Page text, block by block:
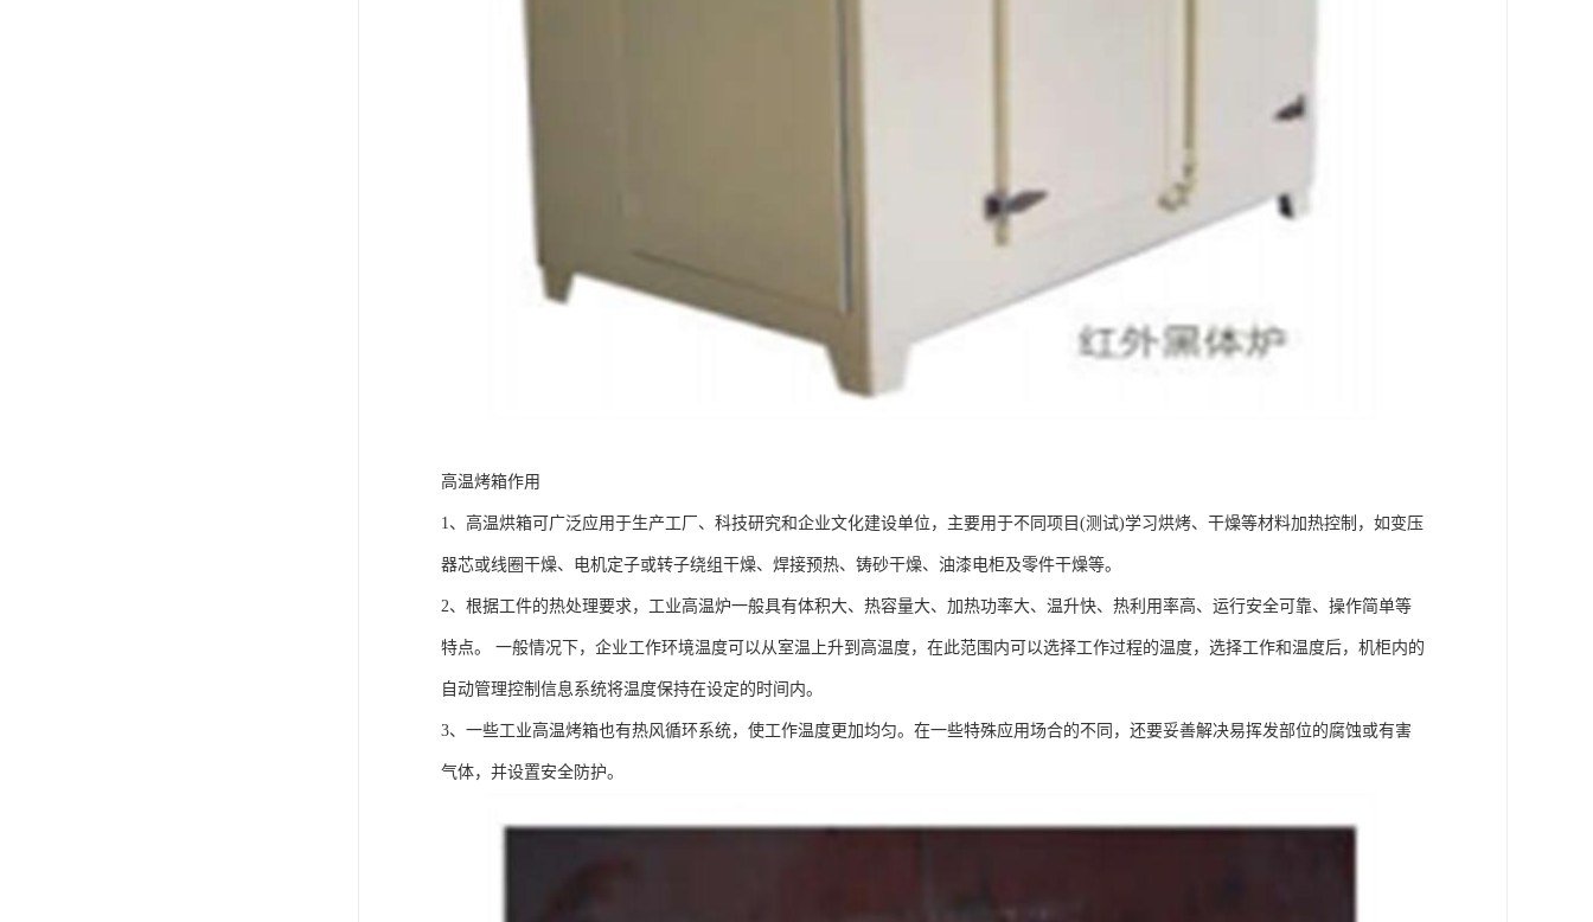
高温烤箱作用
1、高温烘箱可广泛应用于生产工厂、科技研究和企业文化建设单位，主要用于不同项目(测试)学习烘烤、干燥等材料加热控制，如变压
器芯或线圈干燥、电机定子或转子绕组干燥、焊接预热、铸砂干燥、油漆电柜及零件干燥等。
2、根据工件的热处理要求，工业高温炉一般具有体积大、热容量大、加热功率大、温升快、热利用率高、运行安全可靠、操作简单等
特点。 一般情况下，企业工作环境温度可以从室温上升到高温度，在此范围内可以选择工作过程的温度，选择工作和温度后，机柜内的
自动管理控制信息系统将温度保持在设定的时间内。
3、一些工业高温烤箱也有热风循环系统，使工作温度更加均匀。在一些特殊应用场合的不同，还要妥善解决易挥发部位的腐蚀或有害
气体，并设置安全防护。